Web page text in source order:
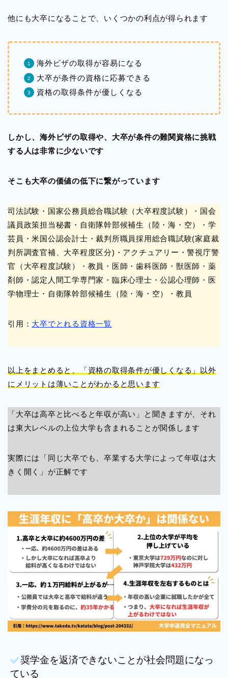
他にも大卒になることで、いくつかの利点が得られます
海外ビザの取得が容易になる
大卒が条件の資格に応募できる
資格の取得条件が優しくなる
しかし、海外ビザの取得や、大卒が条件の難関資格に挑戦
する人は非常に少ないです
そこも大卒の価値の低下に繋がっています
司法試験・国家公務員総合職試験（大卒程度試験）・国会
議員政策担当秘書・自衛隊幹部候補生（陸・海・空）・学
芸員・米国公認会計士・裁判所職員採用総合職試験(家庭裁
判所調査官補、大卒程度区分)・アクチュアリー・警視庁警
官（大卒程度試験）・教員・医師・歯科医師・獣医師・薬
剤師・認定人間工学専門家・臨床心理士・公認心理師・医
学物理士・自衛隊幹部候補生（陸・海・空）・教員
引用： 大卒でとれる資格一覧
以上をまとめると、「資格の取得条件が優しくなる」以外
にメリットは薄いことがわかると思います
「大卒は高卒と比べると年収が高い」と聞きますが、それ
は東大レベルの上位大学も含まれることが関係します
実際には「同じ大卒でも、卒業する大学によって年収は大
きく開く」が正解です
奨学金を返済できないことが社会問題になっ
ている